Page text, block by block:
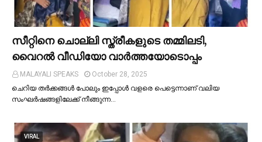
സീറ്റിനെ ചൊല്ലി സ്ത്രീകളുടെ തമ്മിലടി,
വൈറല്‍ വീഡിയോ വാർത്തയോടൊപ്പം
MALAYALI SPEAKS
October 28, 2025
ചെറിയ തര്‍ക്കങ്ങള്‍ പോലും ഇപ്പോള്‍ വളരെ പെട്ടെന്നാണ് വലിയ
സംഘര്‍ഷങ്ങളിലേക്ക് നീങ്ങുന്ന…
VIRAL